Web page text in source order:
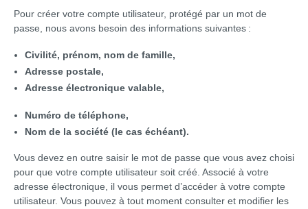
Pour créer votre compte utilisateur, protégé par un mot de
passe, nous avons besoin des informations suivantes :
Civilité, prénom, nom de famille,
Adresse postale,
Adresse électronique valable,
Numéro de téléphone,
Nom de la société (le cas échéant).
Vous devez en outre saisir le mot de passe que vous avez choisi
pour que votre compte utilisateur soit créé. Associé à votre
adresse électronique, il vous permet d’accéder à votre compte
utilisateur. Vous pouvez à tout moment consulter et modifier les